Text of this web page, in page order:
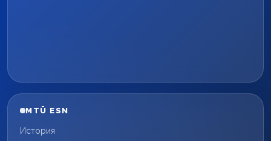
MTÜ ESN
История